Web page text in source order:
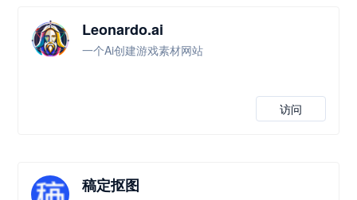
Leonardo.ai
一个Ai创建游戏素材网站
访问
稿定抠图